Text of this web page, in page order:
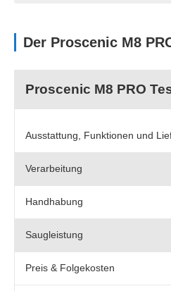
Der Proscenic M8
Proscenic M8 PRO
Ausstattung, Funktionen und
Verarbeitung
Handhabung
Saugleistung
Preis & Folgekosten